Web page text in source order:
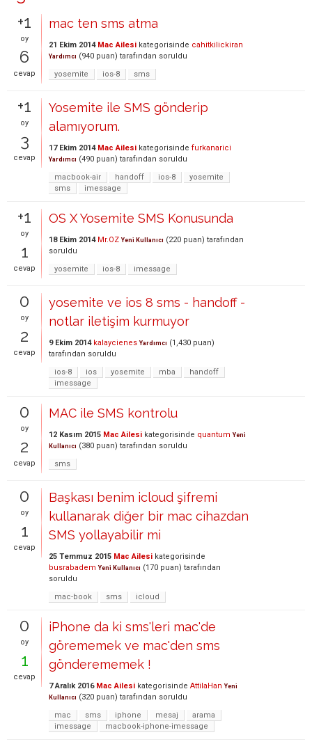
+1
oy
6
cevap
mac ten sms atma
21 Ekim 2014 Mac Ailesi kategorisinde cahitkilickiran
Yardımcı (940 puan) tarafından soruldu
yosemite
ios-8 sms
+1
oy
3
cevap
Yosemite ile SMS gönderip
alamıyorum.
17 Ekim 2014 Mac Ailesi kategorisinde furkanarici
Yardımcı (490 puan) tarafından soruldu
macbook-air
handoff ios-8
yosemite
sms
imessage
+1
oy
1
cevap
OS X Yosemite SMS Konusunda
18 Ekim 2014 Mr.OZ Yeni Kullanıcı (220 puan) tarafından
soruldu
yosemite
ios-8 imessage
0
oy
2
cevap
yosemite ve ios 8 sms - handoff -
notlar iletişim kurmuyor
9 Ekim 2014 kalaycienes Yardımcı (1,430 puan)
tarafından soruldu
ios-8
ios yosemite mba
handoff
imessage
0
oy
2
cevap
MAC ile SMS kontrolu
12 Kasım 2015 Mac Ailesi kategorisinde quantum Yeni
Kullanıcı (380 puan) tarafından soruldu
sms
0
oy
1
cevap
Başkası benim icloud şifremi
kullanarak diğer bir mac cihazdan
SMS yollayabilir mi
25 Temmuz 2015 Mac Ailesi kategorisinde
busrabadem Yeni Kullanıcı (170 puan) tarafından
soruldu
mac-book
sms icloud
0
oy
1
cevap
iPhone da ki sms'leri mac'de
görememek ve mac'den sms
gönderememek !
7 Aralık 2016 Mac Ailesi kategorisinde AttilaHan Yeni
Kullanıcı (320 puan) tarafından soruldu
mac
sms iphone mesaj
arama
imessage
macbook-iphone-imessage